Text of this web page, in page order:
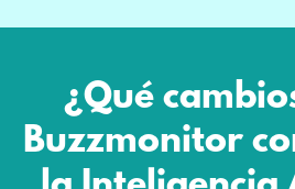
¿Qué
Buzzmonitor